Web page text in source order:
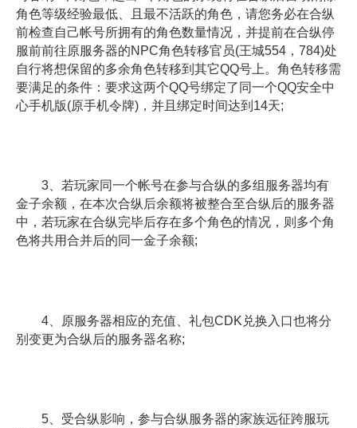
角色等级经验最低、且最不活跃的角色，请您务必在合纵
前检查自己帐号所拥有的角色数量情况，并提前在合纵停
服前前往原服务器的NPC角色转移官员(王城554，784)处
自行将想保留的多余角色转移到其它QQ号上。角色转移需
要满足的条件：要求这两个QQ号绑定了同一个QQ安全中
心手机版(原手机令牌)，并且绑定时间达到14天;
3、若玩家同一个帐号在参与合纵的多组服务器均有
金子余额，在本次合纵后余额将被整合至合纵后的服务器
中，若玩家在合纵完毕后存在多个角色的情况，则多个角
色将共用合并后的同一金子余额;
4、原服务器相应的充值、礼包CDK兑换入口也将分
别变更为合纵后的服务器名称;
5、受合纵影响，参与合纵服务器的家族远征跨服玩